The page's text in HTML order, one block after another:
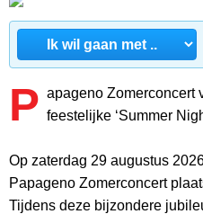
P apageno Zomerconcert
feestelijke ‘Summer
Op zaterdag 29 augustus
Papageno Zomerconcert
Tijdens deze bijzondere